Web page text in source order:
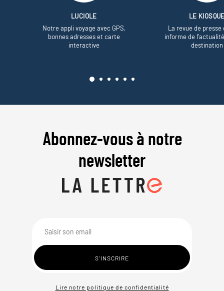
LUCIOLE
Notre appli voyage avec GPS,
bonnes adresses et carte
interactive
LE
La revue de presse
informe de
destination
Abonnez-vous à notre
newsletter
Lire notre politique de confidentialité